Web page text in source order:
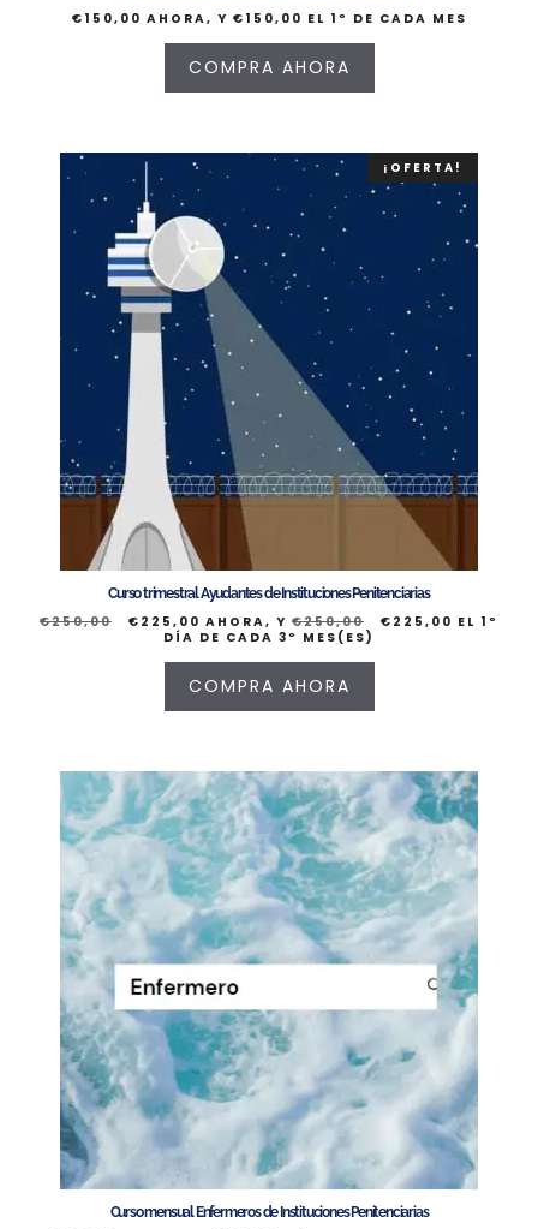
€ 150,00 AHORA, Y € 150,00 EL 1º DE CADA MES
COMPRA AHORA
¡OFERTA!
Curso trimestral Ayudantes de Instituciones Penitenciarias
€250,00 € 225,00 AHORA, Y €250,00 € 225,00 EL 1º
DÍA DE CADA 3º MES(ES)
COMPRA AHORA
Curso mensual Enfermeros de Instituciones Penitenciarias